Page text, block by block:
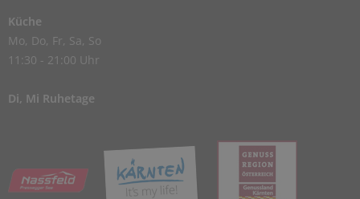
Küche
Mo, Do, Fr, Sa, So
11:30 - 21:00 Uhr
Di, Mi Ruhetage